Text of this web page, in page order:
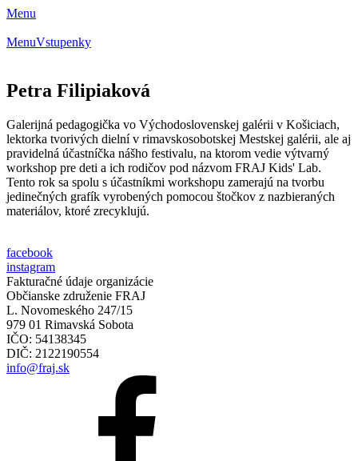
Menu
MenuVstupenky
Petra Filipiaková
Galerijná pedagogička vo Východoslovenskej galérii v Košiciach,
lektorka tvorivých dielní v rimavskosobotskej Mestskej galérii, ale aj
pravidelná účastníčka nášho festivalu, na ktorom vedie výtvarný
workshop pre deti a ich rodičov pod názvom FRAJ Kids' Lab.
Tento rok sa spolu s účastníkmi workshopu zamerajú na tvorbu
jedinečných grafík vyrobených pomocou štočkov z nazbieraných
materiálov, ktoré zrecyklujú.
facebook
instagram
Fakturačné údaje organizácie
Občianske združenie FRAJ
L. Novomeského 247/15
979 01 Rimavská Sobota
IČO: 54138345
DIČ: 2122190554
info@fraj.sk